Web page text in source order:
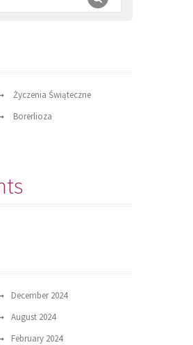
Życzenia Świąteczne
Borerlioza
December 2024
August 2024
February 2024